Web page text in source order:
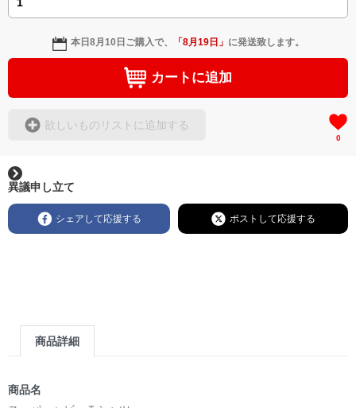
本日8月10日 ご購入で、 「8月19日 」 に発送致します。
カートに追加
欲しいものリストに追加する
0
異議申し立て
シェアして応援する ポストして応援する
商品詳細
商品名